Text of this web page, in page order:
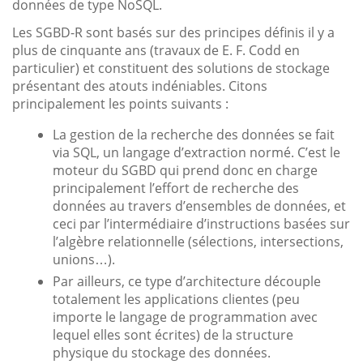
données de type NoSQL.
Les SGBD-R sont basés sur des principes définis il y a
plus de cinquante ans (travaux de E. F. Codd en
particulier) et constituent des solutions de stockage
présentant des atouts indéniables. Citons
principalement les points suivants :
La gestion de la recherche des données se fait
via SQL, un langage d’extraction normé. C’est le
moteur du SGBD qui prend donc en charge
principalement l’effort de recherche des
données au travers d’ensembles de données, et
ceci par l’intermédiaire d’instructions basées sur
l’algèbre relationnelle (sélections, intersections,
unions…).
Par ailleurs, ce type d’architecture découple
totalement les applications clientes (peu
importe le langage de programmation avec
lequel elles sont écrites) de la structure
physique du stockage des données.